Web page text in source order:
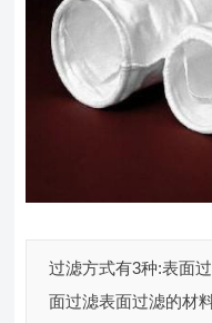
过滤方式有3种:表面
面过滤表面过滤的材